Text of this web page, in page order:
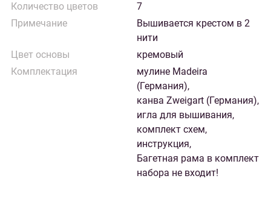
Количество цветов
7
Примечание
Вышивается крестом в 2
нити
Цвет основы
кремовый
Комплектация
мулине Madeira
(Германия),
канва Zweigart (Германия),
игла для вышивания,
комплект схем,
инструкция,
Багетная рама в комплект
набора не входит!